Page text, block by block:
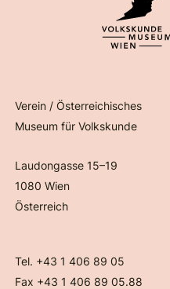
Verein / Österreichisches
Museum für Volkskunde
Laudongasse 15–19
1080 Wien
Österreich
Tel. +43 1 406 89 05
Fax +43 1 406 89 05.88